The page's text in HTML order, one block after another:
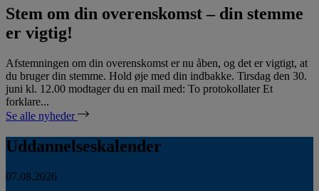
Stem om din overenskomst – din stemme
er vigtig!
Afstemningen om din overenskomst er nu åben, og det er vigtigt, at
du bruger din stemme. Hold øje med din indbakke. Tirsdag den 30.
juni kl. 12.00 modtager du en mail med: To protokollater Et
forklare...
Se alle nyheder
Uddannelseskalender
07.08.2026